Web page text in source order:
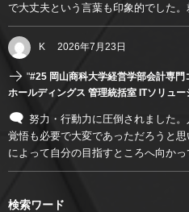
で大丈夫という言葉も印象的でした。
K 2026年7月23日
"#25 岡山商科大学経営学部会計専
ホールディングス 管理統括室 ITソリュー
努力・行動力に圧倒されました
覚悟も必要で大変であっただろうと
によって自分の目指すところへ向かっ
検索ワード